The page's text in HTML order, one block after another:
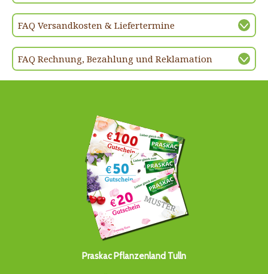
FAQ Versandkosten & Liefertermine
FAQ Rechnung, Bezahlung und Reklamation
Praskac Pflanzenland Tulln